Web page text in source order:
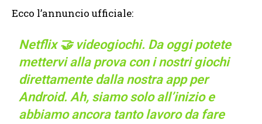
Ecco l’annuncio ufficiale:
Netflix 🤝 videogiochi. Da oggi potete
mettervi alla prova con i nostri giochi
direttamente dalla nostra app per
Android. Ah, siamo solo all’inizio e
abbiamo ancora tanto lavoro da fare